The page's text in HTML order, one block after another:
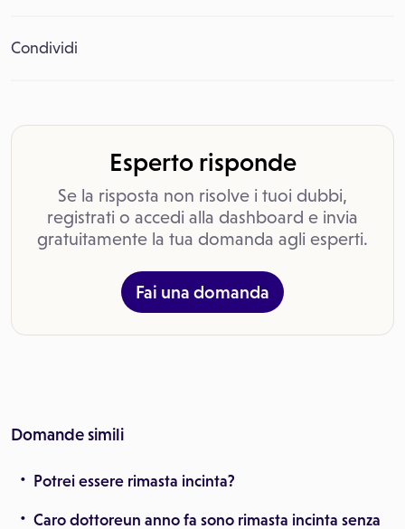
Condividi
Esperto risponde
Se la risposta non risolve i tuoi dubbi,
registrati o accedi alla dashboard e invia
gratuitamente la tua domanda agli esperti.
Fai una domanda
Domande simili
Potrei essere rimasta incinta?
Caro dottoreun anno fa sono rimasta incinta senza